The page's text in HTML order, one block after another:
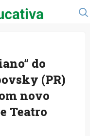
do
(PR)
novo
Teatro